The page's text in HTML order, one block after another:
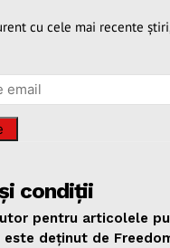
cu cele mai recente
condiții
pentru articolele
este deținut de